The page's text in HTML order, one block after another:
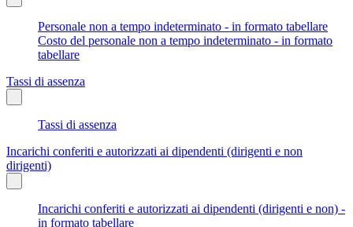
Personale non a tempo indeterminato - in formato tabellare
Costo del personale non a tempo indeterminato - in formato
tabellare
Tassi di assenza
Tassi di assenza
Incarichi conferiti e autorizzati ai dipendenti (dirigenti e non
dirigenti)
Incarichi conferiti e autorizzati ai dipendenti (dirigenti e non) -
in formato tabellare